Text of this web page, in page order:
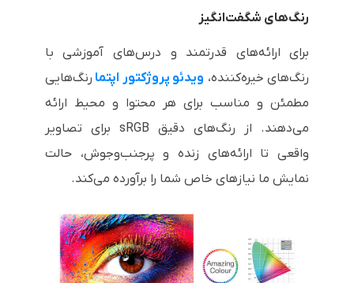
رنگ‌های شگفت‌انگیز
برای ارائه‌های قدرتمند و درس‌های آموزشی با
رنگ‌های خیره‌کننده، ویدئو پروژکتور اپتما رنگ‌هایی
مطمئن و مناسب برای هر محتوا و محیط ارائه
می‌دهند. از رنگ‌های دقیق sRGB برای تصاویر
واقعی تا ارائه‌های زنده و پرجنب‌وجوش، حالت
نمایش ما نیازهای خاص شما را برآورده می‌کند.